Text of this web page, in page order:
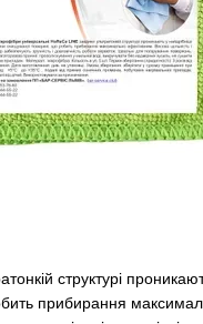
структурі
прибирання